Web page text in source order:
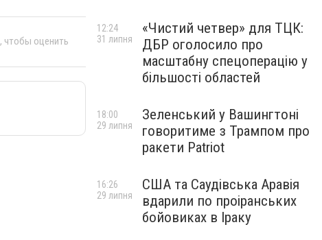
, чтобы оценить
«Чистий четвер» для ТЦК:
ДБР оголосило про
масштабну спецоперацію у
більшості областей
12:24
31 липня
Зеленський у Вашингтоні
говоритиме з Трампом про
ракети Patriot
18:00
29 липня
США та Саудівська Аравія
вдарили по проіранських
бойовиках в Іраку
16:26
29 липня